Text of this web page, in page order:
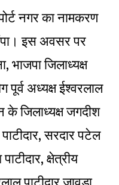
नगर का नामकरण
इस अवसर पर
भाजपा जिलाध्यक्ष
अध्यक्ष ईश्वरलाल
के जिलाध्यक्ष जगदीश
सरदार पटेल
क्षेत्रीय